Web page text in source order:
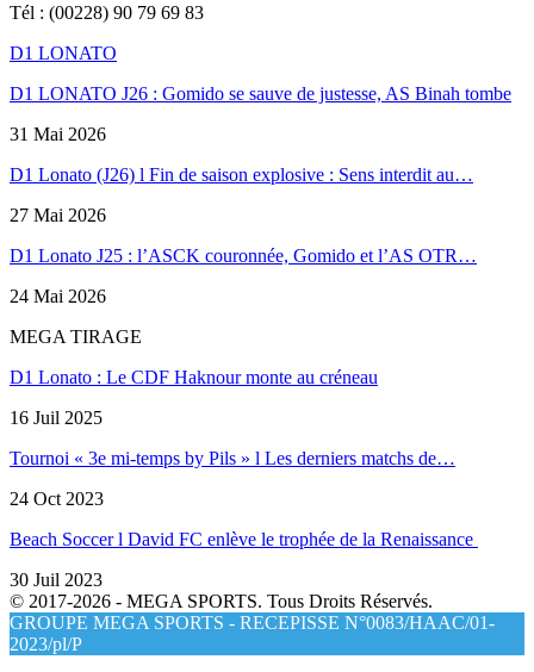
Tél : (00228) 90 79 69 83
D1 LONATO
D1 LONATO J26 : Gomido se sauve de justesse, AS Binah tombe
31 Mai 2026
D1 Lonato (J26) l Fin de saison explosive : Sens interdit au…
27 Mai 2026
D1 Lonato J25 : l’ASCK couronnée, Gomido et l’AS OTR…
24 Mai 2026
MEGA TIRAGE
D1 Lonato : Le CDF Haknour monte au créneau
16 Juil 2025
Tournoi « 3e mi-temps by Pils » l Les derniers matchs de…
24 Oct 2023
Beach Soccer l David FC enlève le trophée de la Renaissance
30 Juil 2023
© 2017-2026 - MEGA SPORTS. Tous Droits Réservés.
GROUPE MEGA SPORTS - RECEPISSE N°0083/HAAC/01-
2023/pl/P